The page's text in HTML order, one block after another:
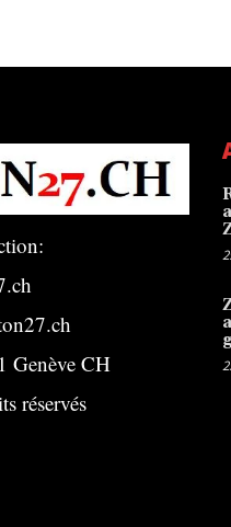
Genève CH
réservés